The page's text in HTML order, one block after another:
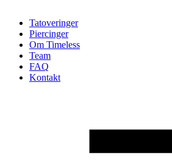
Tatoveringer
Piercinger
Om Timeless
Team
FAQ
Kontakt